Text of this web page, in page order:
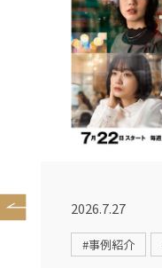
2026.7.27
#事例紹介